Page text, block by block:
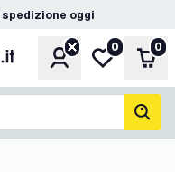
spedizione oggi
Account
Lista
0 0